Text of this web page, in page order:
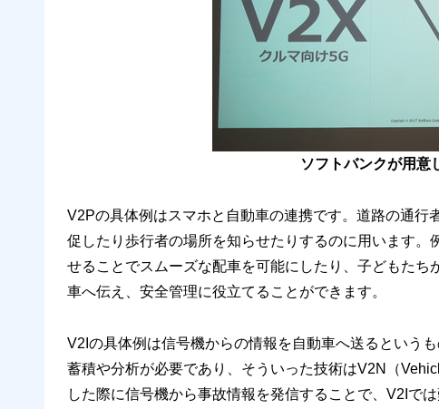
ソフトバンクが用意
V2Pの具体例はスマホと自動車の連携です。道路の通
促したり歩行者の場所を知らせたりするのに用います
せることでスムーズな配車を可能にしたり、子どもた
車へ伝え、安全管理に役立てることができます。
V2Iの具体例は信号機からの情報を自動車へ送るという
蓄積や分析が必要であり、そういった技術はV2N（
した際に信号機から事故情報を発信することで、V2Iで